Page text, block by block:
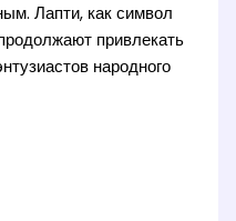
Лапти, как символ
привлекать
народного